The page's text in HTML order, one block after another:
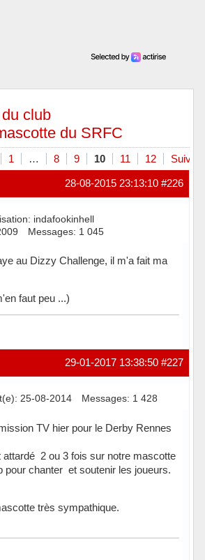
club
du SRFC
1 … 8 9 10 11 12 Suivant
#226
28-08-2015 23:13:10
indafookinhell
Messages: 1 045
au Dizzy Challenge, il m'a fait ma
faut peu ...)
#227
29-01-2017 13:38:50
25-08-2014 Messages: 1 428
TV hier pour le Derby Rennes
attardé 2 ou 3 fois sur notre mascotte
pour chanter et soutenir les joueurs.
très sympathique.